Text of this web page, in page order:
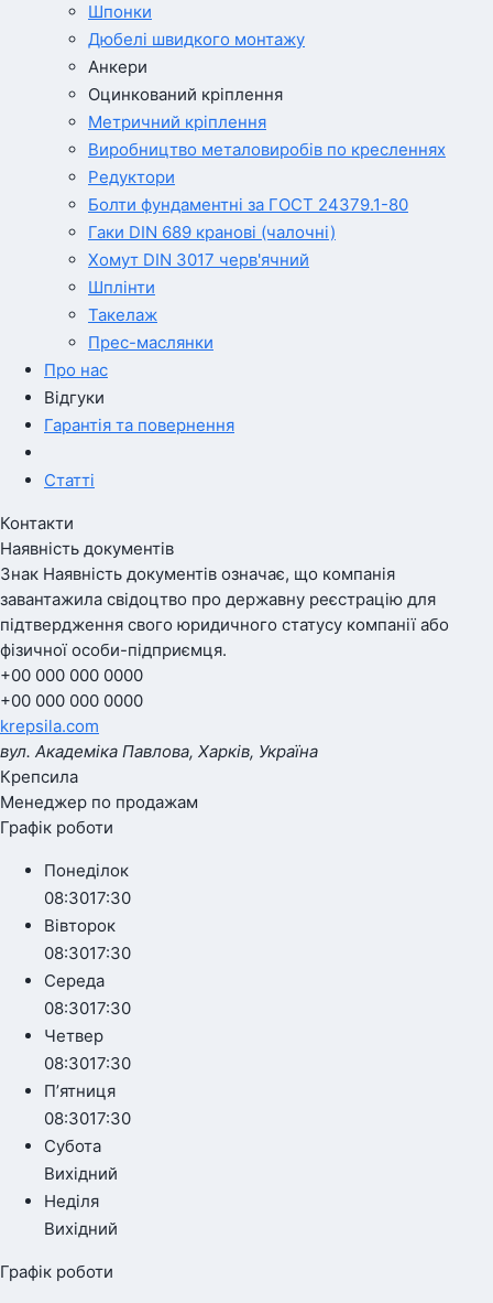
Шпонки
Дюбелі швидкого монтажу
Анкери
Оцинкований кріплення
Метричний кріплення
Виробництво металовиробів по кресленнях
Редуктори
Болти фундаментні за ГОСТ 24379.1-80
Гаки DIN 689 кранові (чалочні)
Хомут DIN 3017 черв'ячний
Шплінти
Такелаж
Прес-маслянки
Про нас
Відгуки
Гарантія та повернення
Статті
Контакти
Наявність документів
Знак Наявність документів означає, що компанія
завантажила свідоцтво про державну реєстрацію для
підтвердження свого юридичного статусу компанії або
фізичної особи-підприємця.
+00 000 000 0000
+00 000 000 0000
krepsila.com
вул. Академіка Павлова, Харків, Україна
Крепсила
Менеджер по продажам
Графік роботи
Понеділок
08:3017:30
Вівторок
08:3017:30
Середа
08:3017:30
Четвер
08:3017:30
Пʼятниця
08:3017:30
Субота
Вихідний
Неділя
Вихідний
Графік роботи